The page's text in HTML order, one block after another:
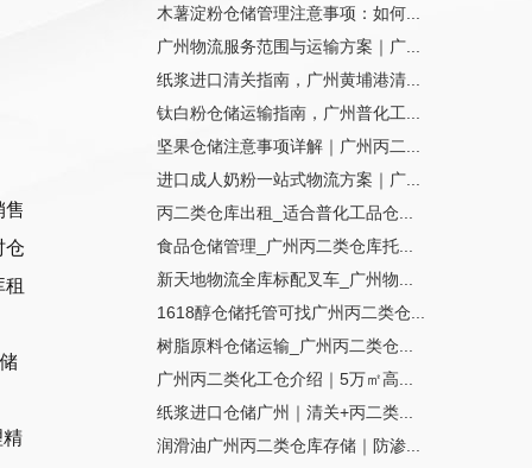
售
仓
精
木薯淀粉仓储管理注意事项：如何...
广州物流服务范围与运输方案｜广...
纸浆进口清关指南，广州黄埔港清...
钛白粉仓储运输指南，广州普化工...
坚果仓储注意事项详解｜广州丙二...
进口成人奶粉一站式物流方案｜广...
丙二类仓库出租_适合普化工品仓...
食品仓储管理_广州丙二类仓库托...
新天地物流全库标配叉车_广州物...
1618醇仓储托管可找广州丙二类仓...
树脂原料仓储运输_广州丙二类仓...
广州丙二类化工仓介绍｜5万㎡高...
纸浆进口仓储广州｜清关+丙二类...
润滑油广州丙二类仓库存储｜防渗...